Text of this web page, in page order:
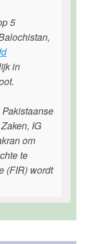
5
in
IG
om
te
(FIR) wordt